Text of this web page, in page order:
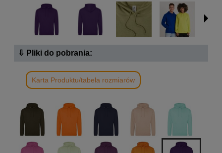
⇩ Pliki do pobrania:
Karta Produktu/tabela rozmiarów